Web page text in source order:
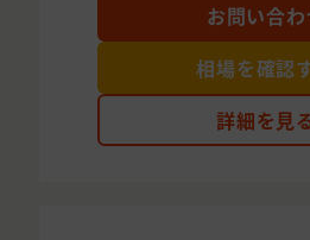
詳細を見
お問い合わ
相場を確認